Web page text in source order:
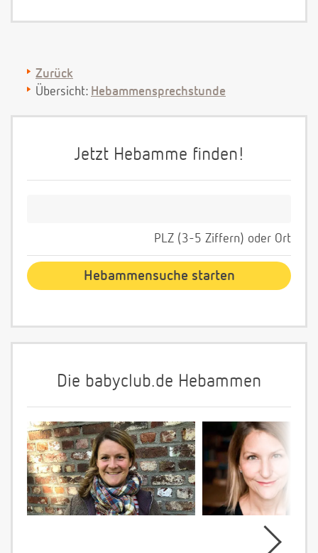
Zurück
Übersicht: Hebammensprechstunde
Jetzt Hebamme finden!
PLZ (3-5 Ziffern) oder Ort
Die babyclub.de Hebammen